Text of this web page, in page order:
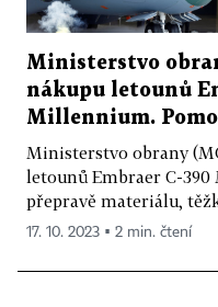
Ministerstvo
nákupu letounů
Millennium.
Ministerstvo obrany
letounů Embraer C-
přepravě materiálu,
17. 10. 2023 ▪ 2 min. čtení